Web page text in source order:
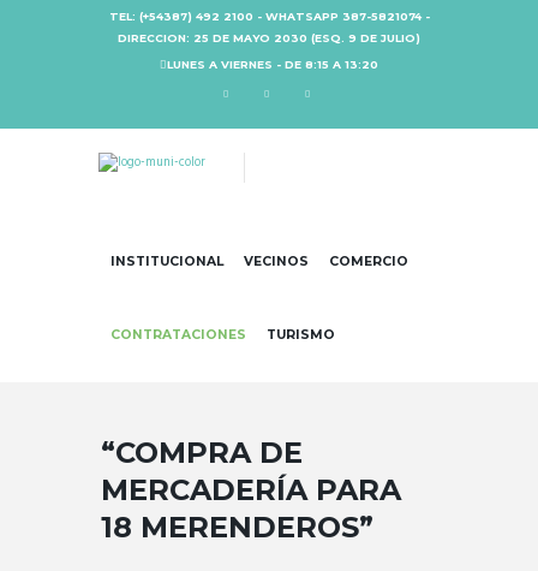
TEL: (+54387) 492 2100 - WHATSAPP 387-5821074 -
DIRECCION: 25 DE MAYO 2030 (ESQ. 9 DE JULIO)
LUNES A VIERNES - DE 8:15 A 13:20
INSTITUCIONAL VECINOS COMERCIO
CONTRATACIONES TURISMO
“COMPRA DE
MERCADERÍA PARA
18 MERENDEROS”